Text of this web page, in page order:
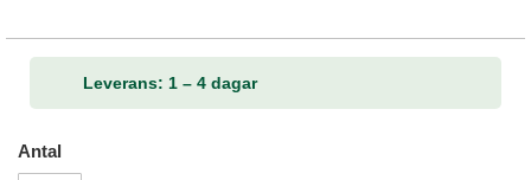
Leverans: 1 – 4 dagar
Antal